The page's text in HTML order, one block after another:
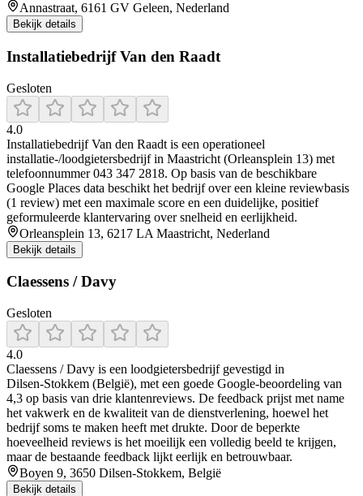
Annastraat, 6161 GV Geleen, Nederland
Bekijk details
Installatiebedrijf Van den Raadt
Gesloten
4.0
Installatiebedrijf Van den Raadt is een operationeel
installatie-/loodgietersbedrijf in Maastricht (Orleansplein 13) met
telefoonnummer 043 347 2818. Op basis van de beschikbare
Google Places data beschikt het bedrijf over een kleine reviewbasis
(1 review) met een maximale score en een duidelijke, positief
geformuleerde klantervaring over snelheid en eerlijkheid.
Orleansplein 13, 6217 LA Maastricht, Nederland
Bekijk details
Claessens / Davy
Gesloten
4.0
Claessens / Davy is een loodgietersbedrijf gevestigd in
Dilsen‑Stokkem (België), met een goede Google‑beoordeling van
4,3 op basis van drie klantenreviews. De feedback prijst met name
het vakwerk en de kwaliteit van de dienstverlening, hoewel het
bedrijf soms te maken heeft met drukte. Door de beperkte
hoeveelheid reviews is het moeilijk een volledig beeld te krijgen,
maar de bestaande feedback lijkt eerlijk en betrouwbaar.
Boyen 9, 3650 Dilsen-Stokkem, België
Bekijk details